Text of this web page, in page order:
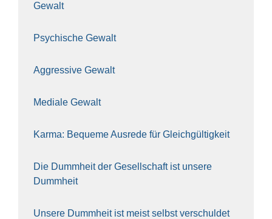
Gewalt
Psy­chi­sche Gewalt
Aggres­si­ve Gewalt
Media­le Gewalt
Kar­ma: Beque­me Aus­re­de für Gleich­gül­tig­keit
Die Dumm­heit der Gesell­schaft ist unse­re
Dumm­heit
Unse­re Dumm­heit ist meist selbst ver­schul­det